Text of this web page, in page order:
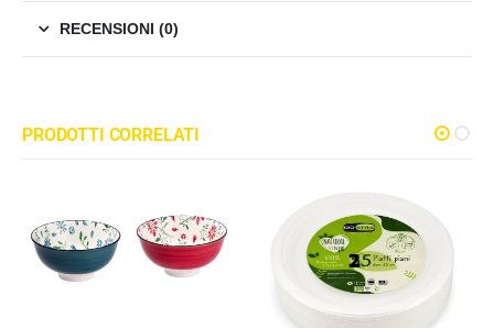
RECENSIONI (0)
PRODOTTI CORRELATI